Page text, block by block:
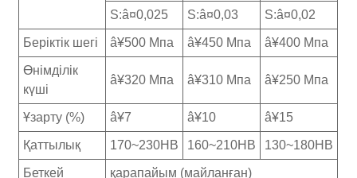
S:â¤0,025 S:â¤0,03 S:â¤0,02
Беріктік шегі â¥500 Мпа â¥450 Мпа â¥400 Мпа
Өнімділік
күші
â¥320 Мпа â¥310 Мпа â¥250 Мпа
Ұзарту (%) â¥7 â¥10 â¥15
Қаттылық 170~230HB 160~210HB 130~180HB
Беткей қарапайым (майланған)